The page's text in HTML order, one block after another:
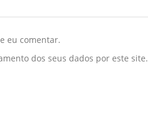
eu comentar.
dos seus dados por este site.